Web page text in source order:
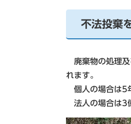
不法投棄
廃棄物の処理及
れます。
個人の場合は5
法人の場合は3